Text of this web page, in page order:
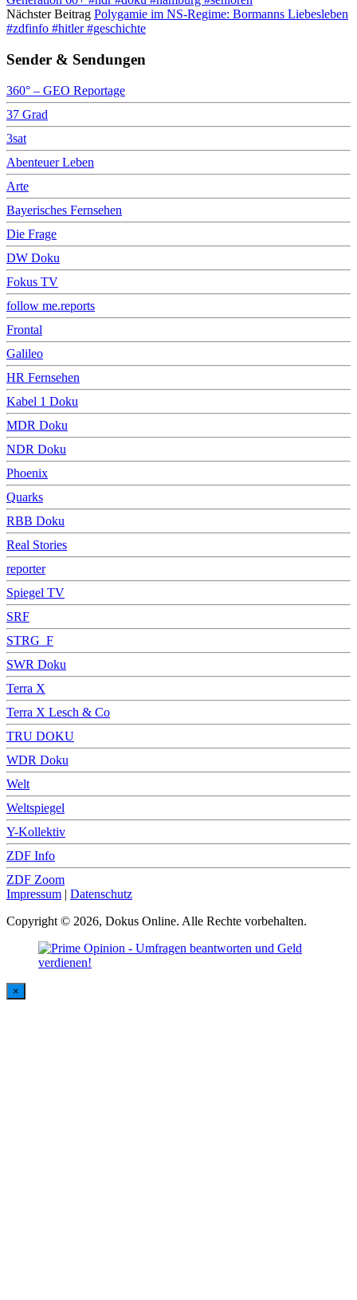
Nächster Beitrag Polygamie im NS-Regime: Bormanns Liebesleben
#zdfinfo #hitler #geschichte
Sender & Sendungen
360° – GEO Reportage
37 Grad
3sat
Abenteuer Leben
Arte
Bayerisches Fernsehen
Die Frage
DW Doku
Fokus TV
follow me.reports
Frontal
Galileo
HR Fernsehen
Kabel 1 Doku
MDR Doku
NDR Doku
Phoenix
Quarks
RBB Doku
Real Stories
reporter
Spiegel TV
SRF
STRG_F
SWR Doku
Terra X
Terra X Lesch & Co
TRU DOKU
WDR Doku
Welt
Weltspiegel
Y-Kollektiv
ZDF Info
ZDF Zoom
Impressum | Datenschutz
Copyright © 2026, Dokus Online. Alle Rechte vorbehalten.
×